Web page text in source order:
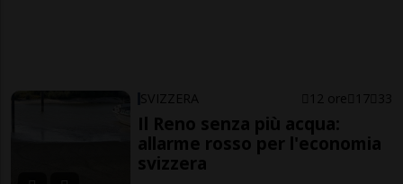
SVIZZERA 12 ore 17 33
Il Reno senza più acqua:
allarme rosso per l'economia
svizzera